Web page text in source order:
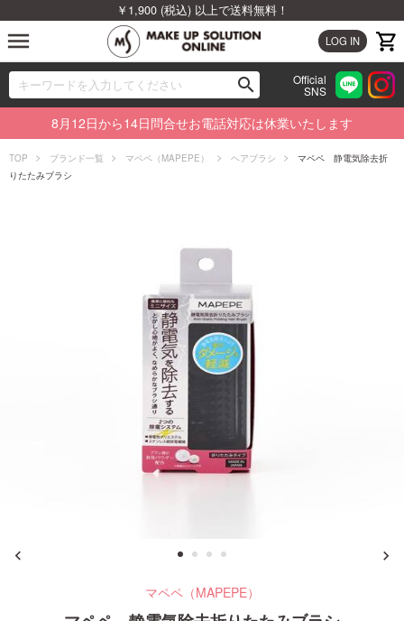
￥1,900 (税込) 以上で送料無料！
LOG IN
menu
search
00
Official
SNS
ブランドから探す
カテゴリから探す
ビューティジャーナルから探す
8月12日から14日問合せお電話対応は休業いたします
TOP ブランド一覧 マペペ（MAPEPE） ヘアブラシ
マペペ 静電気除去折
りたたみブラシ
マペペ（MAPEPE）